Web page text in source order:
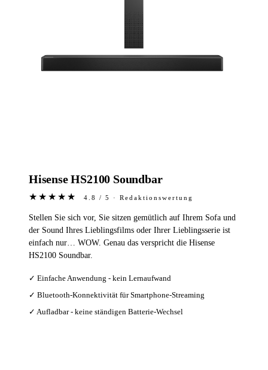
Hisense HS2100 Soundbar
★★★★★ 4.8 / 5 · Redaktionswertung
Stellen Sie sich vor, Sie sitzen gemütlich auf Ihrem Sofa und
der Sound Ihres Lieblingsfilms oder Ihrer Lieblingsserie ist
einfach nur… WOW. Genau das verspricht die Hisense
HS2100 Soundbar.
✓ Einfache Anwendung - kein Lernaufwand
✓ Bluetooth-Konnektivität für Smartphone-Streaming
✓ Aufladbar - keine ständigen Batterie-Wechsel